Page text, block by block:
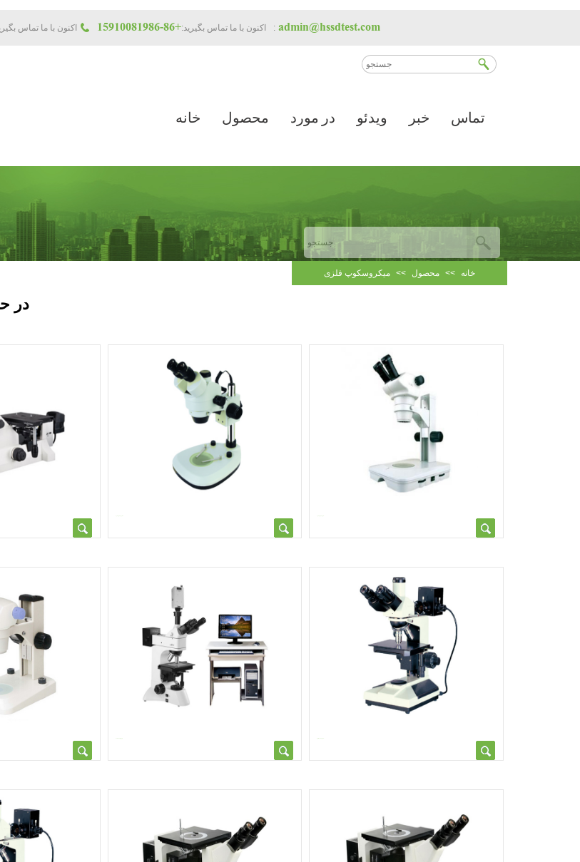
اکنون با ما تماس بگیرید:+86-15910081986 اکنون با ما تماس بگیرید: admin@hssdtest.com
خانه محصول در مورد ویدئو خبر تماس
خانه >> محصول >> میکروسکوپ فلزی
در